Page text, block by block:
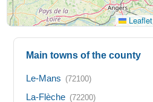
Leaflet
Main towns of the county
Le-Mans (72100)
La-Flèche (72200)